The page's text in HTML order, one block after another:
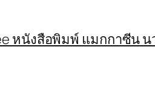
หนังสือพิมพ์ แมกกาซีน น